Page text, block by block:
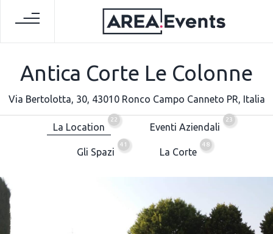
Antica Corte Le Colonne
Via Bertolotta, 30, 43010 Ronco Campo Canneto PR, Italia
La Location
22
Eventi Aziendali
23
Gli Spazi
41
La Corte
48